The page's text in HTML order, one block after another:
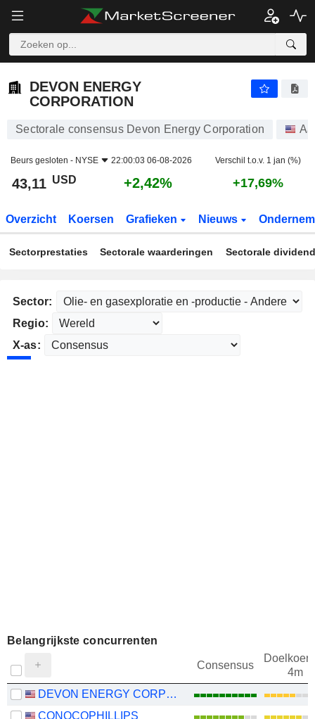
DEVON ENERGY
CORPORATION
Sectorale consensus Devon Energy Corporation
Beurs gesloten - NYSE 22:00:03 06-08-2026 Verschil t.o.v. 1 jan (%)
43,11 USD +2,42% +17,69%
Overzicht Koersen Grafieken Nieuws
Sectorprestaties Sectorale waarderingen Sectorale
Sector:
Regio:
X-as:
Belangrijkste concurrenten
Consensus
4m
DEVON ENERGY CORPORATION
CONOCOPHILLIPS